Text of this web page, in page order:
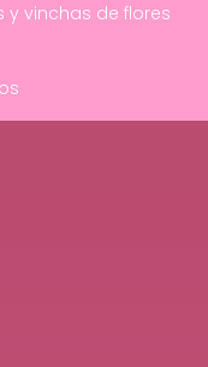
y vinchas de flores